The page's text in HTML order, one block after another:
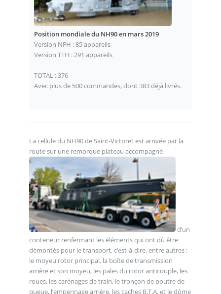
Position mondiale du NH90 en mars 2019
Version NFH : 85 appareils
Version TTH : 291 appareils
TOTAL : 376
Avec plus de 500 commandes, dont 383 déjà livrés.
La cellule du NH90 de Saint-Victoret est arrivée par la
route sur une remorque plateau accompagné
d’un
conteneur renfermant les éléments qui ont dû être
démontés pour le transport, c’est-à-dire, entre autres :
le moyeu rotor principal, la boîte de transmission
arrière et son moyeu, les pales du rotor anticouple, les
roues, les carénages de train, le tronçon de poutre de
queue, l’empennage arrière, les caches B.T.A. et le dôme